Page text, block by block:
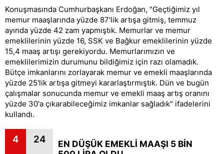
Konuşmasında Cumhurbaşkanı Erdoğan, "Geçtiğimiz yıl
memur maaşlarında yüzde 87'lik artışa gitmiş, temmuz
ayında yüzde 42 zam yapmıştık. Memurlar ve memur
emeklilerinin yüzde 16, SSK ve Bağkur emeklilerinin yüzde
15,4 maaş artışı gerekiyordu. Memurlarımızın ve
emeklilerimizin durumunu bildiğimiz için razı olamadık.
Bütçe imkanlarını zorlayarak memur ve emekli maaşlarında
yüzde 25'lik artışa gitmeyi kararlaştırmıştık. Dün ve bugün
çalışmalar sonucunda memur ve emekli maaş artış oranını
yüzde 30'a çıkarabileceğimiz imkanlar sağladık" ifadelerini
kullandı.
4 24
EN DÜŞÜK EMEKLİ MAAŞI 5 BİN